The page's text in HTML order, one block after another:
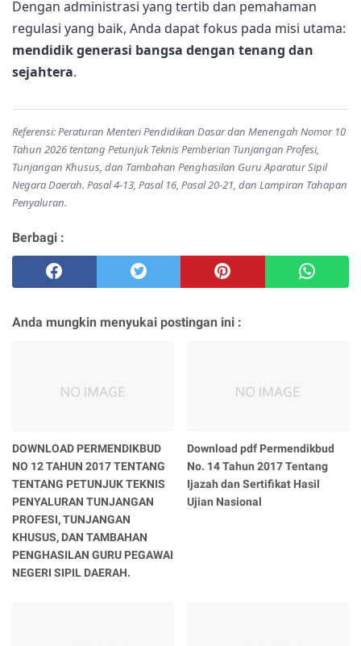
Dengan administrasi yang tertib dan pemahaman
regulasi yang baik, Anda dapat fokus pada misi utama:
mendidik generasi bangsa dengan tenang dan
sejahtera.
Referensi: Peraturan Menteri Pendidikan Dasar dan Menengah Nomor 10
Tahun 2026 tentang Petunjuk Teknis Pemberian Tunjangan Profesi,
Tunjangan Khusus, dan Tambahan Penghasilan Guru Aparatur Sipil
Negara Daerah. Pasal 4-13, Pasal 16, Pasal 20-21, dan Lampiran Tahapan
Penyaluran.
Berbagi :
Anda mungkin menyukai postingan ini :
DOWNLOAD PERMENDIKBUD
NO 12 TAHUN 2017 TENTANG
TENTANG PETUNJUK TEKNIS
PENYALURAN TUNJANGAN
PROFESI, TUNJANGAN
KHUSUS, DAN TAMBAHAN
PENGHASILAN GURU PEGAWAI
NEGERI SIPIL DAERAH.
Download pdf Permendikbud
No. 14 Tahun 2017 Tentang
Ijazah dan Sertifikat Hasil
Ujian Nasional